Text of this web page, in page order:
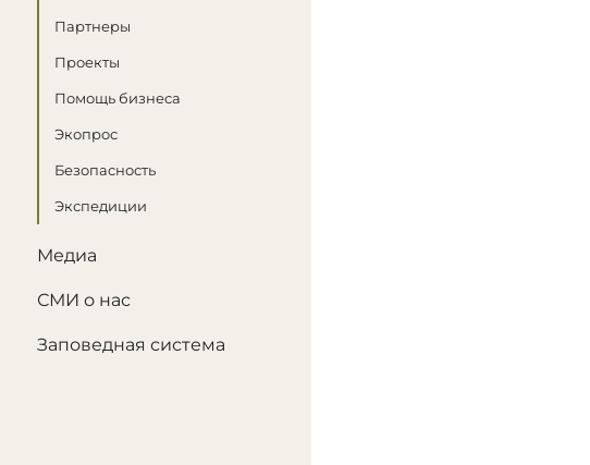
Партнеры
Проекты
Помощь бизнеса
Экопрос
Безопасность
Экспедиции
Медиа
СМИ о нас
Заповедная система